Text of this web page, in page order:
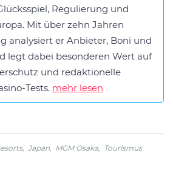
Regulierung und
Mit über zehn Jahren
analysiert er Anbieter, Boni und
legt dabei besonderen Wert auf
und redaktionelle
Tests. mehr lesen
, Japan, MGM Osaka, Tourismus